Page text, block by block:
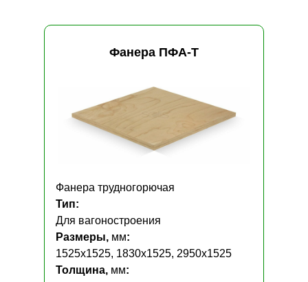
Фанера трудногорючая
Тип:
Для вагоностроения
Размеры, мм:
1525х1525, 1830х1525, 2950х1525
Толщина, мм:
Фанера ПФА-Т